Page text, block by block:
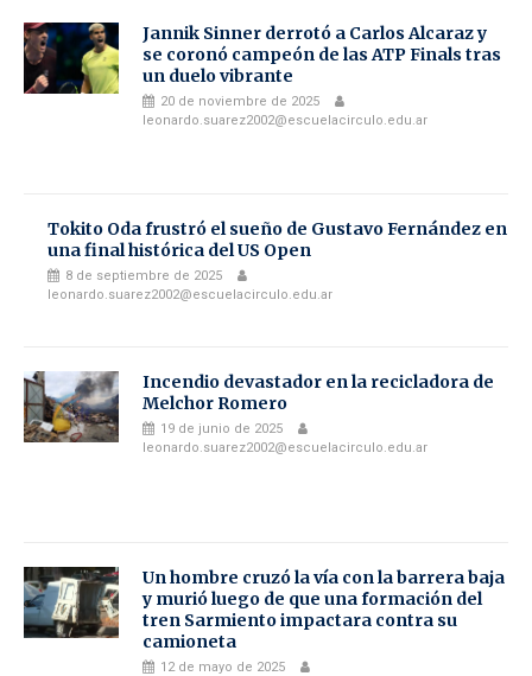
Jannik Sinner derrotó a Carlos Alcaraz y
se coronó campeón de las ATP Finals tras
un duelo vibrante
20 de noviembre de 2025
leonardo.suarez2002@escuelacirculo.edu.ar
Tokito Oda frustró el sueño de Gustavo Fernández en
una final histórica del US Open
8 de septiembre de 2025
leonardo.suarez2002@escuelacirculo.edu.ar
Incendio devastador en la recicladora de
Melchor Romero
19 de junio de 2025
leonardo.suarez2002@escuelacirculo.edu.ar
Un hombre cruzó la vía con la barrera baja
y murió luego de que una formación del
tren Sarmiento impactara contra su
camioneta
12 de mayo de 2025